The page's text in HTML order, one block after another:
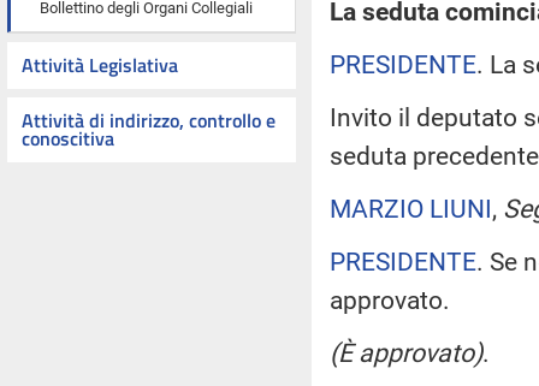
Bollettino degli Organi Collegiali
Attività Legislativa
Attività di indirizzo, controllo e
conoscitiva
La seduta
PRESIDENTE. La
Invito il deputato
seduta
MARZIO LIUNI,
PRESIDENTE. Se
approvato.
(È approvato).